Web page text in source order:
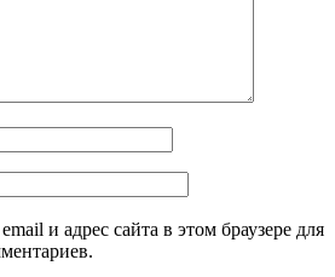
и адрес сайта в этом браузере для